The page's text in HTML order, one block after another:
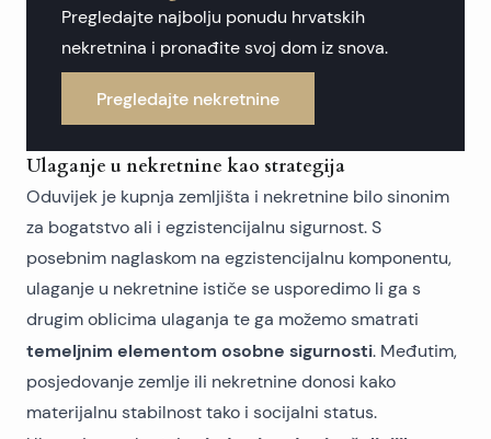
Pregledajte najbolju ponudu hrvatskih
nekretnina i pronađite svoj dom iz snova.
Pregledajte nekretnine
Ulaganje u nekretnine kao strategija
Oduvijek je kupnja zemljišta i nekretnine bilo sinonim
za bogatstvo ali i egzistencijalnu sigurnost. S
posebnim naglaskom na egzistencijalnu komponentu,
ulaganje u nekretnine ističe se usporedimo li ga s
drugim oblicima ulaganja te ga možemo smatrati
temeljnim elementom osobne sigurnosti. Međutim,
posjedovanje zemlje ili nekretnine donosi kako
materijalnu stabilnost tako i socijalni status.